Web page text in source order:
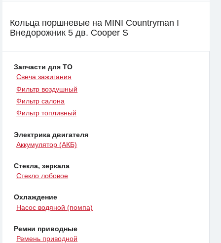
Кольца поршневые на MINI Countryman I
Внедорожник 5 дв. Cooper S
Запчасти для ТО
Свеча зажигания
Фильтр воздушный
Фильтр салона
Фильтр топливный
Электрика двигателя
Аккумулятор (АКБ)
Стекла, зеркала
Стекло лобовое
Охлаждение
Насос водяной (помпа)
Ремни приводные
Ремень приводной